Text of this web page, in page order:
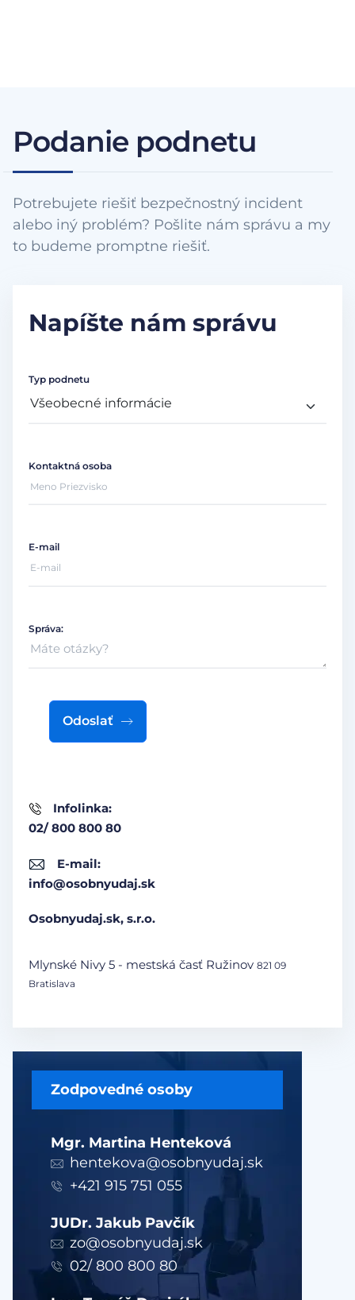
Podanie podnetu
Potrebujete riešiť bezpečnostný incident
alebo iný problém? Pošlite nám správu a my
to budeme promptne riešiť.
Zodpovedné osoby
Mgr. Martina Henteková
hentekova@osobnyudaj.sk
+421 915 751 055
JUDr. Jakub Pavčík
zo@osobnyudaj.sk
02/ 800 800 80
Napíšte nám správu
Infolinka:
02/ 800 800 80
E-mail:
info@osobnyudaj.sk
Osobnyudaj.sk, s.r.o.
Mlynské Nivy 5 - mestská časť Ružinov 821 09
Bratislava
Typ podnetu
Kontaktná osoba
E-mail
Správa:
Odoslať